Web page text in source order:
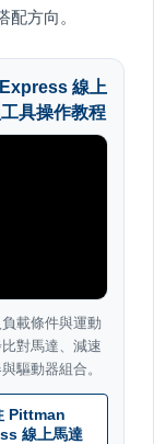
方向。
線上
具操作教程
載條件與運動
對馬達、減速
驅動器組合。
Pittman
線上馬達